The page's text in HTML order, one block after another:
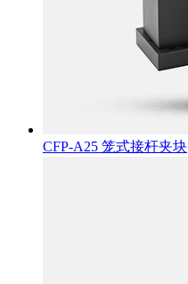
CFP-A25 笼式接杆夹块